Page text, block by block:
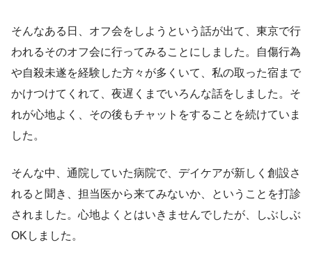
そんなある日、オフ会をしようという話が出て、東京で行
われるそのオフ会に行ってみることにしました。自傷行為
や自殺未遂を経験した方々が多くいて、私の取った宿まで
かけつけてくれて、夜遅くまでいろんな話をしました。そ
れが心地よく、その後もチャットをすることを続けていま
した。
そんな中、通院していた病院で、デイケアが新しく創設さ
れると聞き、担当医から来てみないか、ということを打診
されました。心地よくとはいきませんでしたが、しぶしぶ
OKしました。